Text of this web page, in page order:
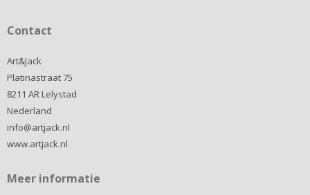
Contact
Art&Jack
Platinastraat 75
8211 AR Lelystad
Nederland
info@artjack.nl
www.artjack.nl
Meer informatie